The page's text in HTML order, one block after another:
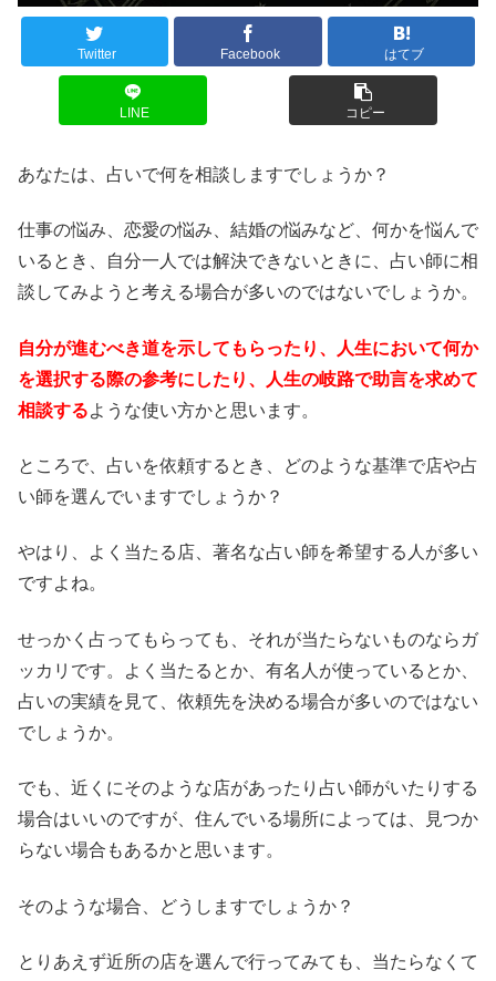
Twitter Facebook はてブ
LINE コピー
あなたは、占いで何を相談しますでしょうか？
仕事の悩み、恋愛の悩み、結婚の悩みなど、何かを悩んで
いるとき、自分一人では解決できないときに、占い師に相
談してみようと考える場合が多いのではないでしょうか。
自分が進むべき道を示してもらったり、人生において何か
を選択する際の参考にしたり、人生の岐路で助言を求めて
相談するような使い方かと思います。
ところで、占いを依頼するとき、どのような基準で店や占
い師を選んでいますでしょうか？
やはり、よく当たる店、著名な占い師を希望する人が多い
ですよね。
せっかく占ってもらっても、それが当たらないものならガ
ッカリです。よく当たるとか、有名人が使っているとか、
占いの実績を見て、依頼先を決める場合が多いのではない
でしょうか。
でも、近くにそのような店があったり占い師がいたりする
場合はいいのですが、住んでいる場所によっては、見つか
らない場合もあるかと思います。
そのような場合、どうしますでしょうか？
とりあえず近所の店を選んで行ってみても、当たらなくて